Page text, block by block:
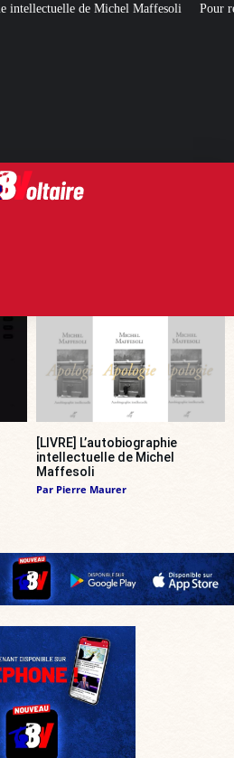
Pour regagner son influence en Afrique, le
[LIVRE] L’autobiographie
intellectuelle de Michel
Maffesoli
Par Pierre Maurer